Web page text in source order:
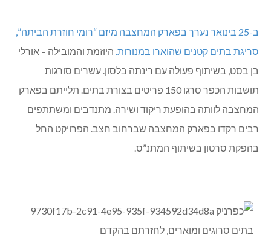
ב-25 בינואר נערך בפארק המחצבה מיזם “רומי חוזרת הביתה”,
סריגת בתים קטנים שהוארו במנורות. היוזמת והמובילה – אורלי
בן בסט, בשיתוף פעולה עם רינתה בלסון. עשרים סורגות
תושבות הכפר סרגו 150 פריטים בצורת בתים. תלייתם בפארק
המחצבה לוותה בהופעת ריקוד ושירה. מתנדבים ומשתתפים
רבים רקדו בפארק המחצבה שברחוב חצב. הפרויקט החל
בהפקת סרטון בשיתוף המתנ”ס.